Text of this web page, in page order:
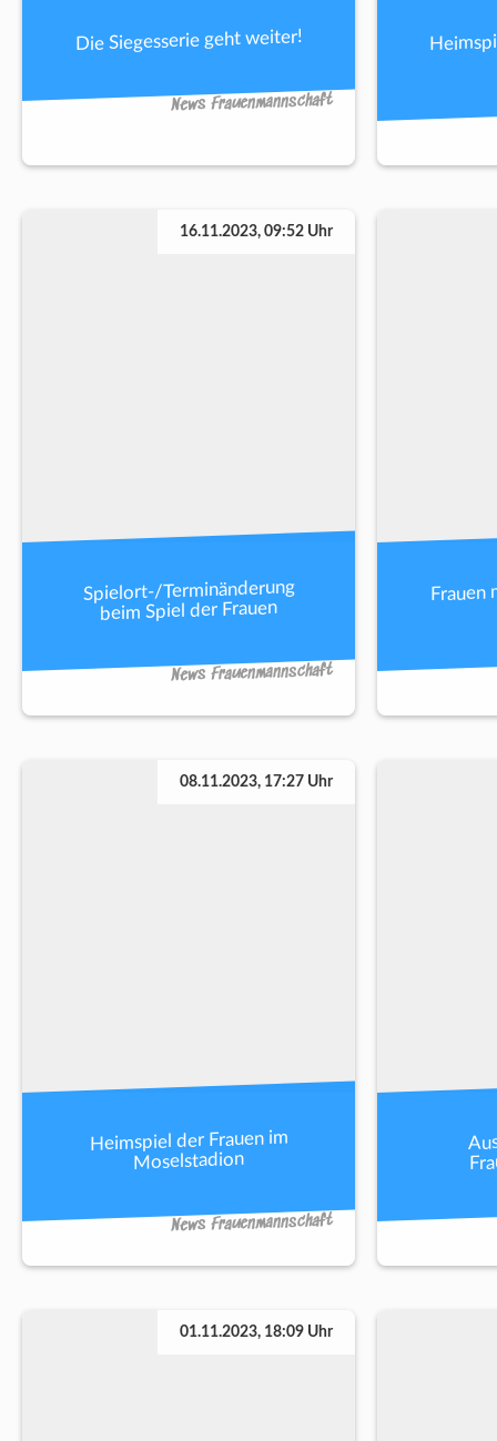
Die Siegesserie geht weiter!
News Frauenmannschaft
16.11.2023, 09:52 Uhr
Spielort-/Terminänderung
beim Spiel der Frauen
News Frauenmannschaft
Frauen
08.11.2023, 17:27 Uhr
Heimspiel der Frauen im
Moselstadion
News Frauenmannschaft
01.11.2023, 18:09 Uhr